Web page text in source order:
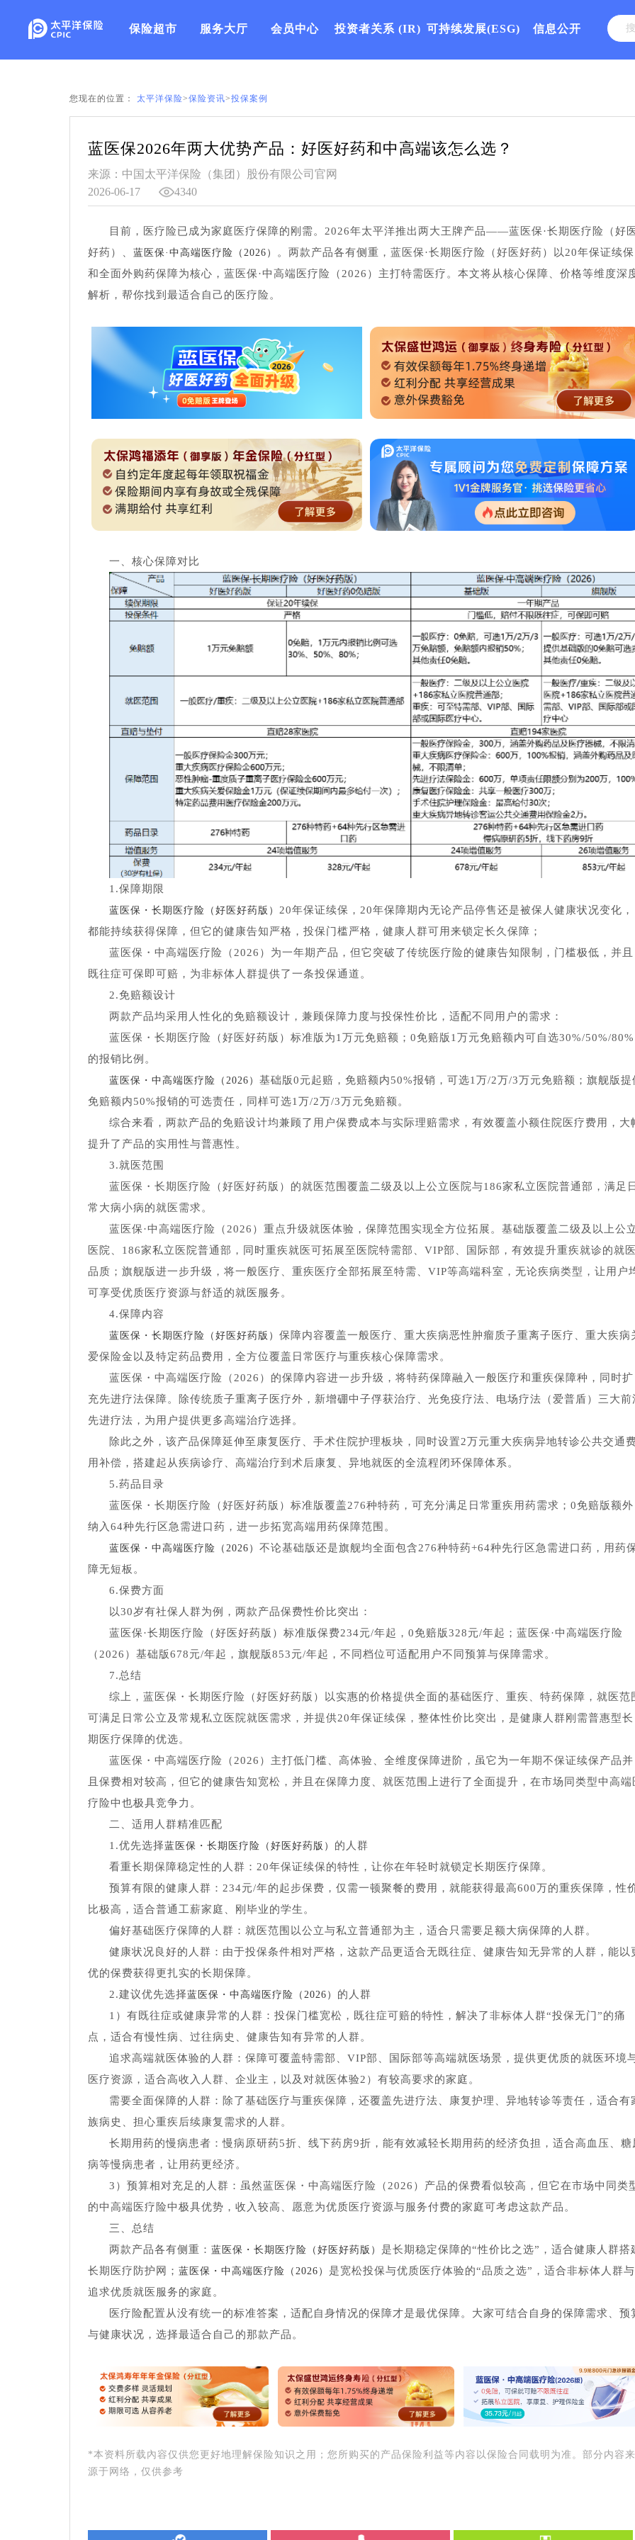
保险超市 服务大厅 会员中心 投资者关系 (IR) 可持续发展(ESG) 信息公开
您现在的位置： 太平洋保险>保险资讯>投保案例
蓝医保2026年两大优势产品：好医好药和中高端该怎么选？
来源：中国太平洋保险（集团）股份有限公司官网
2026-06-17
4340
目前，医疗险已成为家庭医疗保障的刚需。2026年太平洋推出两大王牌产品——蓝医保·长期医疗险（好
好药）、 蓝医保·中高端医疗险（2026）
。两款产品各有侧重，蓝医保·长期医疗险（好医好药）以20年保证续保
和全面外购药保障为核心，蓝医保·中高端医疗险（2026）主打特需医疗。本文将从核心保障、价格等维度深
解析，帮你找到最适合自己的医疗险。
一、核心保障对比
1.保障期限
蓝医保・长期医疗险（好医好药版） 20年保证续保，20年保障期内无论产品停售还是被保人健康状况变化，
都能持续获得保障，但它的健康告知严格，投保门槛严格，健康人群可用来锁定长久保障；
蓝医保・中高端医疗险（2026）为一年期产品，但它突破了传统医疗险的健康告知限制，门槛极低，并且
既往症可保即可赔，为非标体人群提供了一条投保通道。
2.免赔额设计
两款产品均采用人性化的免赔额设计，兼顾保障力度与投保性价比，适配不同用户的需求：
蓝医保・长期医疗险（好医好药版）标准版为1万元免赔额；0免赔版1万元免赔额内可自选30%/50%/80%
的报销比例。
蓝医保・中高端医疗险（2026） 基础版0元起赔，免赔额内50%报销，可选1万/2万/3万元免赔额；旗舰版提
免赔额内50%报销的可选责任，同样可选1万/2万/3万元免赔额。
综合来看，两款产品的免赔设计均兼顾了用户保费成本与实际理赔需求，有效覆盖小额住院医疗费用，大
提升了产品的实用性与普惠性。
3.就医范围
蓝医保・长期医疗险（好医好药版）的就医范围覆盖二级及以上公立医院与186家私立医院普通部，满足日
常大病小病的就医需求。
蓝医保·中高端医疗险（2026）重点升级就医体验，保障范围实现全方位拓展。基础版覆盖二级及以上公
医院、186家私立医院普通部，同时重疾就医可拓展至医院特需部、VIP部、国际部，有效提升重疾就诊的就医
品质；旗舰版进一步升级，将一般医疗、重疾医疗全部拓展至特需、VIP等高端科室，无论疾病类型，让用户
可享受优质医疗资源与舒适的就医服务。
4.保障内容
蓝医保・长期医疗险（好医好药版） 保障内容覆盖一般医疗、重大疾病恶性肿瘤质子重离子医疗、重大疾病
爱保险金以及特定药品费用，全方位覆盖日常医疗与重疾核心保障需求。
蓝医保・中高端医疗险（2026）的保障内容进一步升级，将特药保障融入一般医疗和重疾保障种，同时扩
充先进疗法保障。除传统质子重离子医疗外，新增硼中子俘获治疗、光免疫疗法、电场疗法（爱普盾）三大前
先进疗法，为用户提供更多高端治疗选择。
除此之外，该产品保障延伸至康复医疗、手术住院护理板块，同时设置2万元重大疾病异地转诊公共交通
用补偿，搭建起从疾病诊疗、高端治疗到术后康复、异地就医的全流程闭环保障体系。
5.药品目录
蓝医保・长期医疗险（好医好药版）标准版覆盖276种特药，可充分满足日常重疾用药需求；0免赔版额外
纳入64种先行区急需进口药，进一步拓宽高端用药保障范围。
蓝医保・中高端医疗险（2026） 不论基础版还是旗舰均全面包含276种特药+64种先行区急需进口药，用药
障无短板。
6.保费方面
以30岁有社保人群为例，两款产品保费性价比突出：
蓝医保·长期医疗险（好医好药版）标准版保费234元/年起，0免赔版328元/年起；蓝医保·中高端医疗险
（2026）基础版678元/年起，旗舰版853元/年起，不同档位可适配用户不同预算与保障需求。
7.总结
综上，蓝医保・长期医疗险（好医好药版）以实惠的价格提供全面的基础医疗、重疾、特药保障，就医范
可满足日常公立及常规私立医院就医需求，并提供20年保证续保，整体性价比突出，是健康人群刚需普惠型长
期医疗保障的优选。
蓝医保・中高端医疗险（2026）主打低门槛、高体验、全维度保障进阶，虽它为一年期不保证续保产品并
且保费相对较高，但它的健康告知宽松，并且在保障力度、就医范围上进行了全面提升，在市场同类型中高端
疗险中也极具竞争力。
二、适用人群精准匹配
1.优先选择蓝医保・长期医疗险（好医好药版） 的人群
看重长期保障稳定性的人群：20年保证续保的特性，让你在年轻时就锁定长期医疗保障。
预算有限的健康人群：234元/年的起步保费，仅需一顿聚餐的费用，就能获得最高600万的重疾保障，性
比极高，适合普通工薪家庭、刚毕业的学生。
偏好基础医疗保障的人群：就医范围以公立与私立普通部为主，适合只需要足额大病保障的人群。
健康状况良好的人群：由于投保条件相对严格，这款产品更适合无既往症、健康告知无异常的人群，能以
优的保费获得更扎实的长期保障。
2.建议优先选择蓝医保・中高端医疗险（2026） 的人群
1）有既往症或健康异常的人群：投保门槛宽松，既往症可赔的特性，解决了非标体人群“投保无门”的痛
点，适合有慢性病、过往病史、健康告知有异常的人群。
追求高端就医体验的人群：保障可覆盖特需部、VIP部、国际部等高端就医场景，提供更优质的就医环境
医疗资源，适合高收入人群、企业主，以及对就医体验2）有较高要求的家庭。
需要全面保障的人群：除了基础医疗与重疾保障，还覆盖先进疗法、康复护理、异地转诊等责任，适合有
族病史、担心重疾后续康复需求的人群。
长期用药的慢病患者：慢病原研药5折、线下药房9折，能有效减轻长期用药的经济负担，适合高血压、糖
病等慢病患者，让用药更经济。
3）预算相对充足的人群：虽然蓝医保・中高端医疗险（2026）产品的保费看似较高，但它在市场中同类
的中高端医疗险中极具优势，收入较高、愿意为优质医疗资源与服务付费的家庭可考虑这款产品。
三、总结
两款产品各有侧重： 蓝医保・长期医疗险（好医好药版） 是长期稳定保障的“性价比之选”，适合健康人群搭
长期医疗防护网； 蓝医保・中高端医疗险（2026） 是宽松投保与优质医疗体验的“品质之选”，适合非标体人群与
追求优质就医服务的家庭。
医疗险配置从没有统一的标准答案，适配自身情况的保障才是最优保障。大家可结合自身的保障需求、预
与健康状况，选择最适合自己的那款产品。
*本资料所载內容仅供您更好地理解保险知识之用；您所购买的产品保险利益等内容以保险合同载明为准。部分内容来
源于网络，仅供参考